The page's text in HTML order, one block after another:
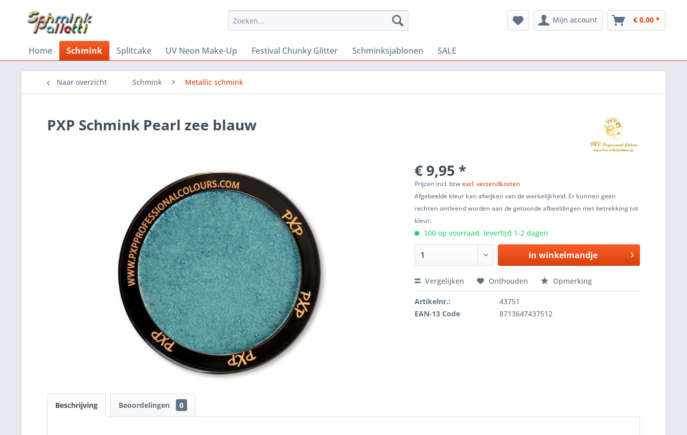
Mijn account € 0,00 *
Home Schmink Splitcake UV Neon Make-Up Festival Chunky Glitter Schminksjablonen SALE
Naar overzicht Schmink Metallic schmink
PXP Schmink Pearl zee blauw
€ 9,95 *
Prijzen incl. btwexcl. verzendkosten
Afgebeelde kleur kan afwijken van de werkelijkheid. Er kunnen geen
rechten ontleend worden aan de getoonde afbeeldingen met betrekking tot
kleur.
100 op voorraad, levertijd 1-2 dagen
In winkelmandje
Vergelijken Onthouden Opmerking
Artikelnr.:
43751
EAN-13 Code
8713647437512
Beschrijving Beoordelingen 0